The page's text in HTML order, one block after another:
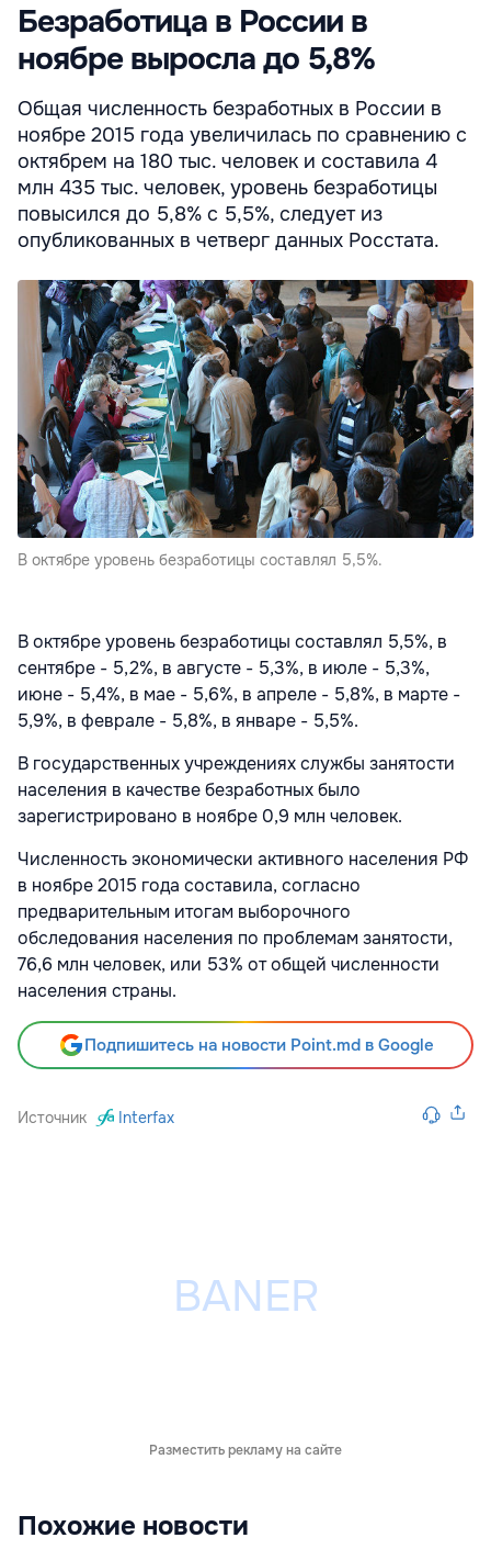
Безработица в России в
ноябре выросла до 5,8%
Общая численность безработных в России в
ноябре 2015 года увеличилась по сравнению с
октябрем на 180 тыс. человек и составила 4
млн 435 тыс. человек, уровень безработицы
повысился до 5,8% c 5,5%, следует из
опубликованных в четверг данных Росстата.
В октябре уровень безработицы составлял 5,5%.
В октябре уровень безработицы составлял 5,5%, в
сентябре - 5,2%, в августе - 5,3%, в июле - 5,3%,
июне - 5,4%, в мае - 5,6%, в апреле - 5,8%, в марте -
5,9%, в феврале - 5,8%, в январе - 5,5%.
В государственных учреждениях службы занятости
населения в качестве безработных было
зарегистрировано в ноябре 0,9 млн человек.
Численность экономически активного населения РФ
в ноябре 2015 года составила, согласно
предварительным итогам выборочного
обследования населения по проблемам занятости,
76,6 млн человек, или 53% от общей численности
населения страны.
Подпишитесь на новости Point.md в Google
Источник Interfax
Разместить рекламу на сайте
Похожие новости